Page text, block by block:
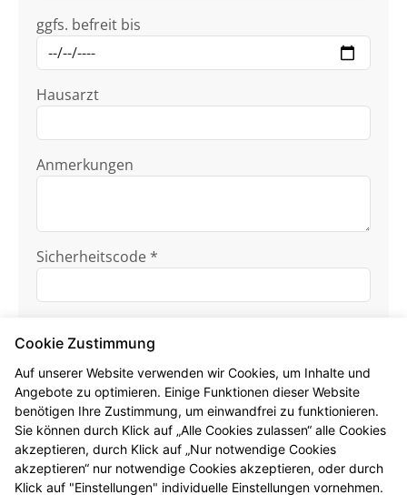
ggfs. befreit bis
Hausarzt
Anmerkungen
Sicherheitscode *
Ich habe dieDatenschutzhinweisezur
Kenntnis genommen.
Formular jetzt absenden
Cookie Zustimmung
Auf unserer Website verwenden wir Cookies, um Inhalte und
Angebote zu optimieren. Einige Funktionen dieser Website
benötigen Ihre Zustimmung, um einwandfrei zu funktionieren.
Sie können durch Klick auf „Alle Cookies zulassen“ alle Cookies
akzeptieren, durch Klick auf „Nur notwendige Cookies
akzeptieren“ nur notwendige Cookies akzeptieren, oder durch
Klick auf "Einstellungen" individuelle Einstellungen vornehmen.